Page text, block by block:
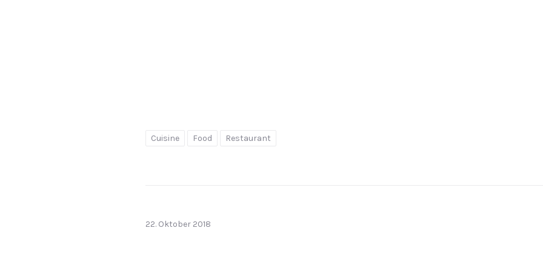
Cuisine Food Restaurant
22. Oktober 2018